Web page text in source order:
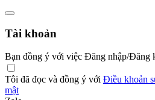
Tài khoản
Bạn đồng ý với việc Đăng nhập/Đăng
Tôi đã đọc và đồng ý với Điều khoản
mật